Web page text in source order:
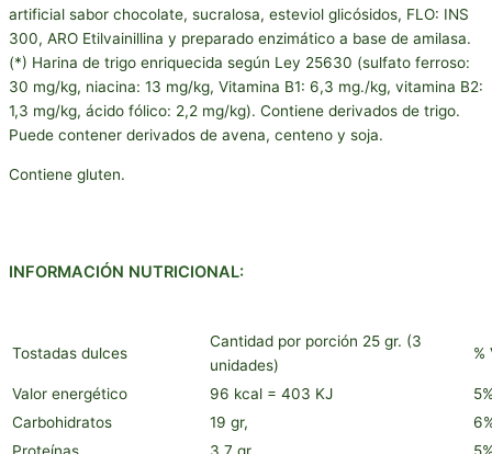
artificial sabor chocolate, sucralosa, esteviol glicósidos, FLO: INS
300, ARO Etilvainillina y preparado enzimático a base de amilasa.
(*) Harina de trigo enriquecida según Ley 25630 (sulfato ferroso:
30 mg/kg, niacina: 13 mg/kg, Vitamina B1: 6,3 mg./kg, vitamina B2:
1,3 mg/kg, ácido fólico: 2,2 mg/kg). Contiene derivados de trigo.
Puede contener derivados de avena, centeno y soja.
Contiene gluten.
INFORMACIÓN NUTRICIONAL:
Tostadas dulces
Cantidad por porción 25 gr. (3
unidades)
%
Valor energético 96 kcal = 403 KJ
Carbohidratos
19 gr,